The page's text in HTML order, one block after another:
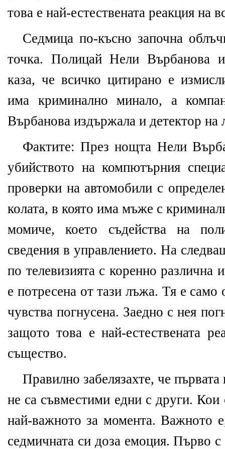
това е най-естествената реакция на
Седмица по-късно започна
точка. Полицай Нели Върбанова
каза, че всичко цитирано е
има криминално минало, а
Върбанова издържала и детектор на
Фактите: През нощта Нели
убийството на компютърния
проверки на автомобили с
колата, в която има мъже с
момиче, което съдейства на
сведения в управлението. На
по телевизията с коренно различна
е потресена от тази лъжа. Тя е само
чувства погнусена. Заедно с нея
защото това е най-естествената
същество.
Правилно забелязахте, че
не са съвместими едни с други. Кои
най-важното за момента. Важното
седмичната си доза емоция. Първо с